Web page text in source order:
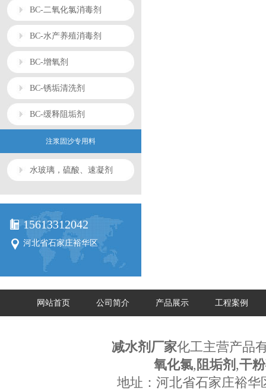
BC-二氧化氯消毒剂
BC-水产养殖消毒剂
BC-增氧剂
BC-锈垢清洗剂
BC-缓释阻垢剂
注浆固沙专用料
水玻璃，硫酸、速凝剂
15613312042
河北省石家庄裕华区
网站首页 公司简介 产品展示 工程案例
减水剂厂家化工主营产品
氧化氯, 阻垢剂 ,干
地址：河北省石家庄裕华